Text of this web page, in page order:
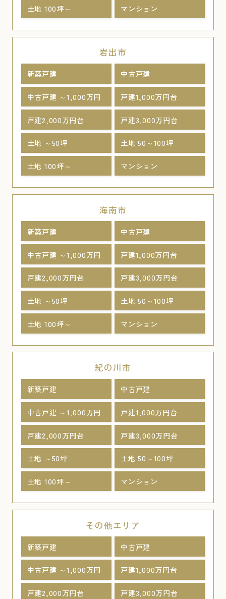
土地 100坪～ マンション
岩出市
新築戸建 中古戸建
中古戸建 ～1,000万円 戸建1,000万円台
戸建2,000万円台 戸建3,000万円台
土地 ～50坪 土地 50～100坪
土地 100坪～ マンション
海南市
新築戸建 中古戸建
中古戸建 ～1,000万円 戸建1,000万円台
戸建2,000万円台 戸建3,000万円台
土地 ～50坪 土地 50～100坪
土地 100坪～ マンション
紀の川市
新築戸建 中古戸建
中古戸建 ～1,000万円 戸建1,000万円台
戸建2,000万円台 戸建3,000万円台
土地 ～50坪 土地 50～100坪
土地 100坪～ マンション
その他エリア
新築戸建 中古戸建
中古戸建 ～1,000万円 戸建1,000万円台
戸建2,000万円台 戸建3,000万円台